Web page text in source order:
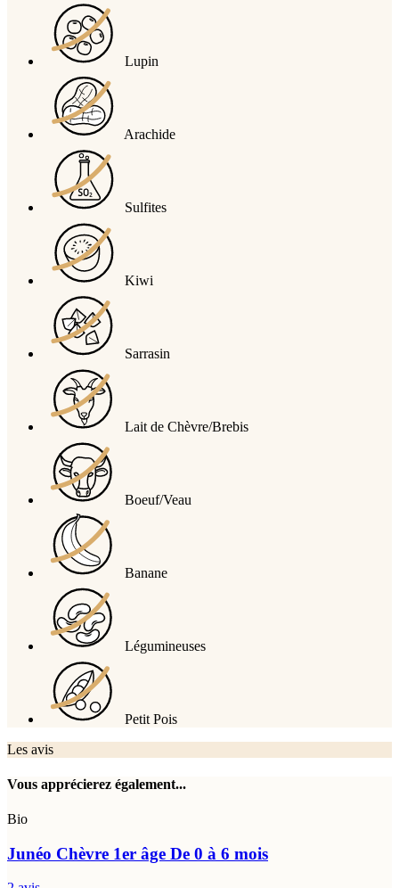
Lupin
Arachide
Sulfites
Kiwi
Sarrasin
Lait de Chèvre/Brebis
Boeuf/Veau
Banane
Légumineuses
Petit Pois
Les avis
Vous apprécierez également...
Bio
Junéo Chèvre 1er âge De 0 à 6 mois